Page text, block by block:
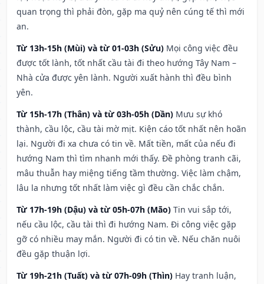
quan trọng thì phải đòn, gặp ma quỷ nên cúng tế thì mới
an.
Từ 13h-15h (Mùi) và từ 01-03h (Sửu) Mọi công việc đều
được tốt lành, tốt nhất cầu tài đi theo hướng Tây Nam –
Nhà cửa được yên lành. Người xuất hành thì đều bình
yên.
Từ 15h-17h (Thân) và từ 03h-05h (Dần) Mưu sự khó
thành, cầu lộc, cầu tài mờ mịt. Kiện cáo tốt nhất nên hoãn
lại. Người đi xa chưa có tin về. Mất tiền, mất của nếu đi
hướng Nam thì tìm nhanh mới thấy. Đề phòng tranh cãi,
mâu thuẫn hay miệng tiếng tầm thường. Việc làm chậm,
lâu la nhưng tốt nhất làm việc gì đều cần chắc chắn.
Từ 17h-19h (Dậu) và từ 05h-07h (Mão) Tin vui sắp tới,
nếu cầu lộc, cầu tài thì đi hướng Nam. Đi công việc gặp
gỡ có nhiều may mắn. Người đi có tin về. Nếu chăn nuôi
đều gặp thuận lợi.
Từ 19h-21h (Tuất) và từ 07h-09h (Thìn) Hay tranh luận,